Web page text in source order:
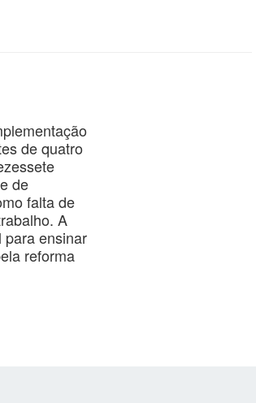
de quatro
de
falta de
A
para ensinar
reforma